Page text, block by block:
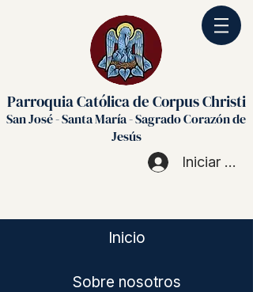
Parroquia Católica de Corpus Christi
San José - Santa María - Sagrado Corazón de
Jesús
Iniciar
Inicio
Sobre nosotros